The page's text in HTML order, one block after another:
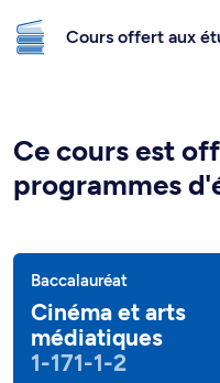
Cours offert aux
Ce cours est
programmes
Baccalauréat
Cinéma et arts
médiatiques
1-171-1-2